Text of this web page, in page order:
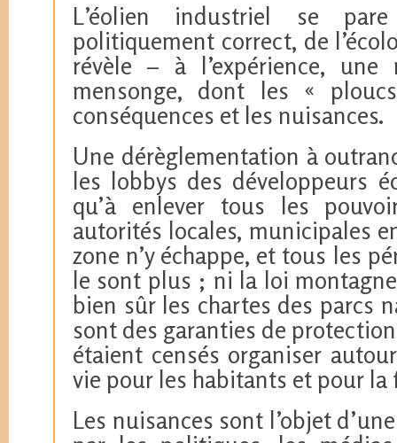
L’éolien industriel se
politiquement correct, de
révèle – à l’expérience,
mensonge, dont les «
conséquences et les nuisances.
Une dérèglementation à
les lobbys des développeurs
qu’à enlever tous les
autorités locales, municipales
zone n’y échappe, et tous les
le sont plus ; ni la loi
bien sûr les chartes des parcs
sont des garanties de
étaient censés organiser
vie pour les habitants et pour la
Les nuisances sont l’objet